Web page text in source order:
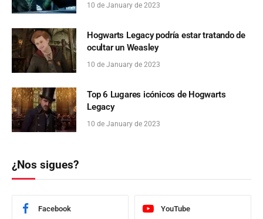
10 de January de 2023
Hogwarts Legacy podría estar tratando de
ocultar un Weasley
10 de January de 2023
Top 6 Lugares icónicos de Hogwarts
Legacy
10 de January de 2023
¿Nos sigues?
Facebook YouTube